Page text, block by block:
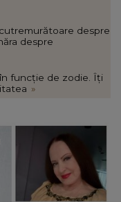
despre
despre
funcție de zodie. Îți
»